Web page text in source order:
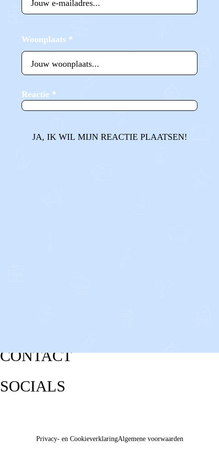
Woonplaats *
Reactie *
JA, IK WIL MIJN REACTIE PLAATSEN!
CONTACT
SOCIALS
Privacy- en CookieverklaringAlgemene voorwaarden